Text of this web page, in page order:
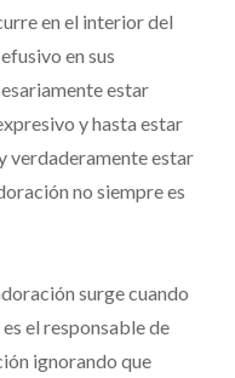
en el interior del
en sus
estar
y hasta estar
verdaderamente estar
no siempre es
surge cuando
el responsable de
ignorando que